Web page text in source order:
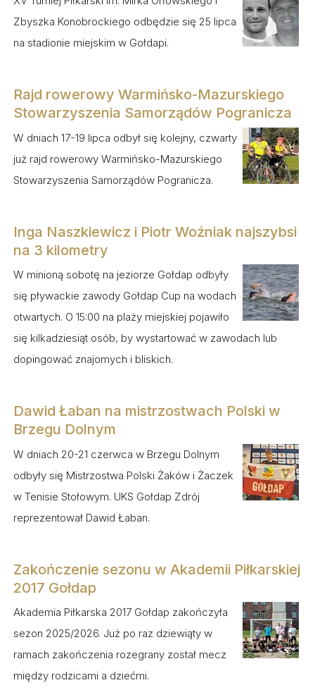
Zbyszka Konobrockiego odbędzie się 25 lipca
na stadionie miejskim w Gołdapi.
Rajd rowerowy Warmińsko-Mazurskiego
Stowarzyszenia Samorządów Pogranicza
W dniach 17-19 lipca odbył się kolejny, czwarty
już rajd rowerowy Warmińsko-Mazurskiego
Stowarzyszenia Samorządów Pogranicza.
Inga Naszkiewicz i Piotr Woźniak najszybsi
na 3 kilometry
W minioną sobotę na jeziorze Gołdap odbyły
się pływackie zawody Gołdap Cup na wodach
otwartych. O 15:00 na plaży miejskiej pojawiło
się kilkadziesiąt osób, by wystartować w zawodach lub
dopingować znajomych i bliskich.
Dawid Łaban na mistrzostwach Polski w
Brzegu Dolnym
W dniach 20-21 czerwca w Brzegu Dolnym
odbyły się Mistrzostwa Polski Żaków i Żaczek
w Tenisie Stołowym. UKS Gołdap Zdrój
reprezentował Dawid Łaban.
Zakończenie sezonu w Akademii Piłkarskiej
2017 Gołdap
Akademia Piłkarska 2017 Gołdap zakończyła
sezon 2025/2026. Już po raz dziewiąty w
ramach zakończenia rozegrany został mecz
między rodzicami a dziećmi.